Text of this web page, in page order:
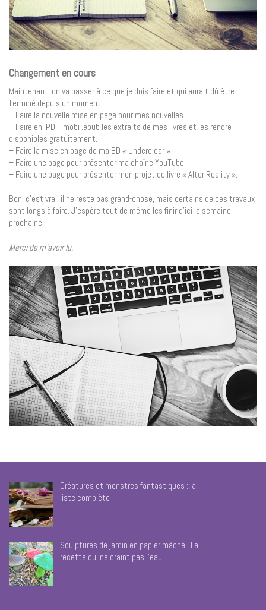
Changement en cours
Maintenant, on va passer à ce que je dois faire et qui aurait dû être
terminé depuis un moment :
– Faire la nouvelle mise en page pour mes nouvelles.
– Faire en .PDF .mobi .epub les extraits de mes livres et les rendre
disponibles gratuitement.
– Faire la mise en page de ma BD « Underclear »
– Faire une page pour présenter ma chaîne YouTube.
– Faire une page pour présenter mon projet de livre « Alter Reality ».
Bon, c’est vrai, il ne reste pas grand-chose, mais certains de ces travaux
sont longs à faire. J’espère tout de même les finir d’ici la semaine
prochaine.
Merci de m’avoir lu.
Créatures et monstres fantastiques : la
liste complète
Sculptures de jardin en papier mâché : La
recette qui ne craint pas l’eau